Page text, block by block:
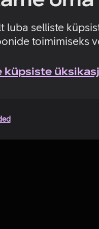
luba selliste
toimimiseks
küpsiste